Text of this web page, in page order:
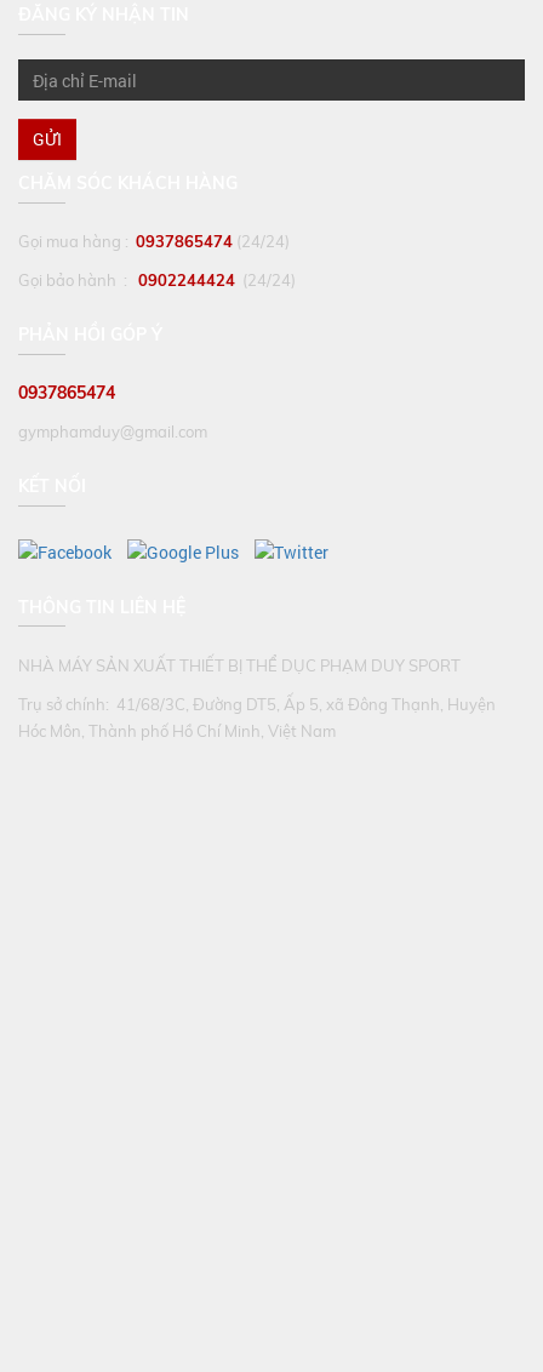
GỬI
Gọi mua hàng : 0937865474 (24/24)
Gọi bảo hành :
0902244424 (24/24)
0937865474
gymphamduy@gmail.com
NHÀ MÁY SẢN XUẤT THIẾT BỊ THỂ DỤC PHẠM DUY SPORT
Trụ sở chính: 41/68/3C, Đường DT5, Ấp 5, xã Đông Thạnh, Huyện
Hóc Môn, Thành phố Hồ Chí Minh, Việt Nam